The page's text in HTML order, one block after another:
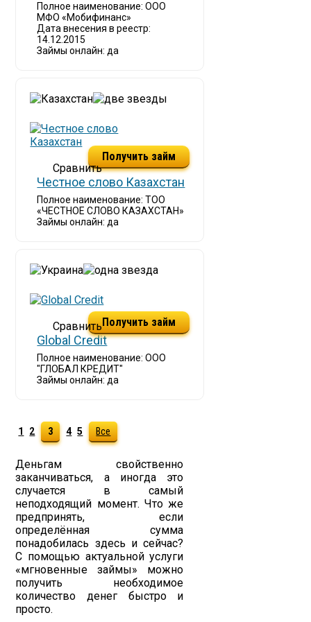
Полное наименование: ООО
МФО «Мобифинанс»
Дата внесения в реестр:
14.12.2015
Займы онлайн: да
Честное слово Казахстан
Полное наименование: ТОО
«ЧЕСТНОЕ СЛОВО КАЗАХСТАН»
Займы онлайн: да
Получить займ
Global Credit
Полное наименование: ООО
"ГЛОБАЛ КРЕДИТ"
Займы онлайн: да
Получить займ
1 2 3 4 5 Все
Деньгам свойственно
заканчиваться, а иногда это
случается в самый
неподходящий момент. Что же
предпринять, если
определённая сумма
понадобилась здесь и сейчас?
С помощью актуальной услуги
«мгновенные займы» можно
получить необходимое
количество денег быстро и
просто.